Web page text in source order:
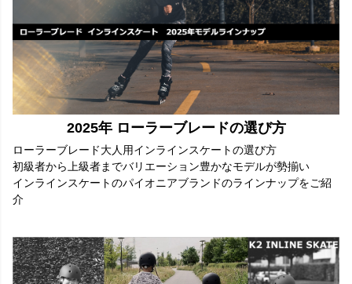
2025年 ローラーブレードの選び方
ローラーブレード大人用インラインスケートの選び方
初級者から上級者までバリエーション豊かなモデルが勢揃い
インラインスケートのパイオニアブランドのラインナップをご紹
介